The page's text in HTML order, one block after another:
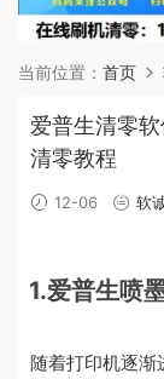
当前位置： 首页
爱普生清零
清零教程
12-06 软
1.爱普生喷
随着打印机逐渐